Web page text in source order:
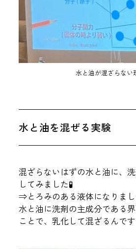
水と油が混ざらない
水と油を混ぜる実験
混ざらないはずの水と油に、
してみました🧪
⇒とろみのある液体になりまし
水と油に洗剤の主成分である
ことで、乳化して混ざるんです